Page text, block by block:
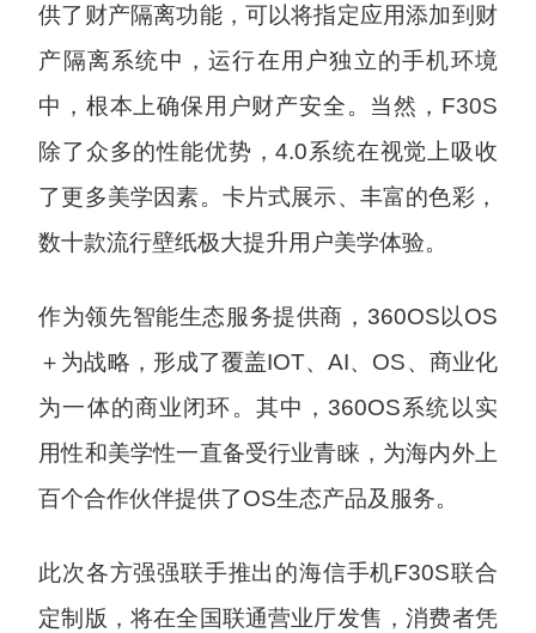
供了财产隔离功能，可以将指定应用添加到财
产隔离系统中，运行在用户独立的手机环境
中，根本上确保用户财产安全。当然，F30S
除了众多的性能优势，4.0系统在视觉上吸收
了更多美学因素。卡片式展示、丰富的色彩，
数十款流行壁纸极大提升用户美学体验。
作为领先智能生态服务提供商，360OS以OS
＋为战略，形成了覆盖IOT、AI、OS、商业化
为一体的商业闭环。其中，360OS系统以实
用性和美学性一直备受行业青睐，为海内外上
百个合作伙伴提供了OS生态产品及服务。
此次各方强强联手推出的海信手机F30S联合
定制版，将在全国联通营业厅发售，消费者凭